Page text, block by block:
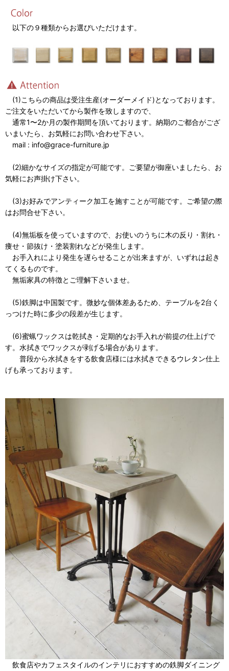
以下の９種類からお選びいただけます。
(1)こちらの商品は受注生産(オーダーメイド)となっております。
ご注文をいただいてから製作を致しますので、
通常1〜2か月の製作期間を頂いております。納期のご都合がござ
いまいたら、お気軽にお問い合わせ下さい。
mail : info@grace-furniture.jp
(2)細かなサイズの指定が可能です。ご要望が御座いましたら、お
気軽にお声掛け下さい。
(3)お好みでアンティーク加工を施すことが可能です。ご希望の際
はお問合せ下さい。
(4)無垢板を使っていますので、お使いのうちに木の反り・割れ・
痩せ・節抜け・塗装割れなどが発生します。
お手入れにより発生を遅らせることが出来ますが、いずれは起き
てくるものです。
無垢家具の特徴とご理解下さいませ。
(5)鉄脚は中国製です。微妙な個体差あるため、テーブルを2台く
っつけた時に多少の段差が生じます。
(6)蜜蝋ワックスは乾拭き・定期的なお手入れが前提の仕上げで
す。水拭きでワックスが剥げる場合があります。
普段から水拭きをする飲食店様には水拭きできるウレタン仕上
げも承っております。
飲食店やカフェスタイルのインテリにおすすめの鉄脚ダイニング